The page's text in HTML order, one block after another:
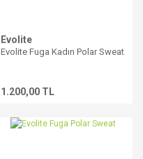
Evolite
Evolite Fuga Kadın Polar Sweat
1.200,00 TL